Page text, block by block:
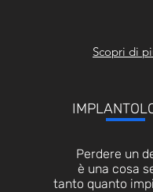
Scopri di
Perdere un
è una cosa
tanto quanto